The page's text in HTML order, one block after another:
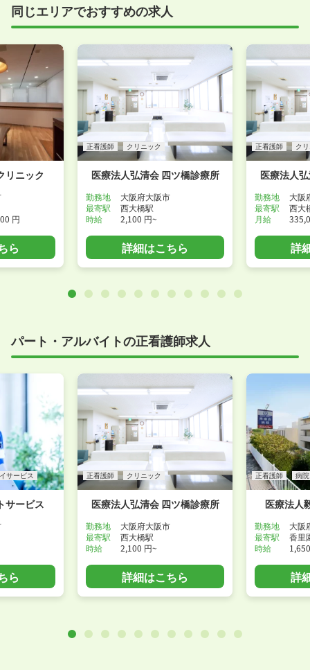
事前に確認することは可能ですので、お気軽にお申し
付けください！
同じエリアでおすすめの求人
リニック
円
ら
正看護師 クリニック
医療法人弘清会 四ツ橋診療所
勤務地
大阪府大阪市
最寄駅
西大橋駅
時給
2,100 円~
詳細はこちら
正看護師 ク
医療法人
勤務地
大阪
最寄駅
西大
月給
詳
パート・アルバイトの正看護師求人
サービス
サービス
ら
正看護師 クリニック
医療法人弘清会 四ツ橋診療所
勤務地
大阪府大阪市
最寄駅
西大橋駅
時給
2,100 円~
詳細はこちら
正看護師 病院
医療法人
勤務地
大阪
最寄駅
香里
時給
詳